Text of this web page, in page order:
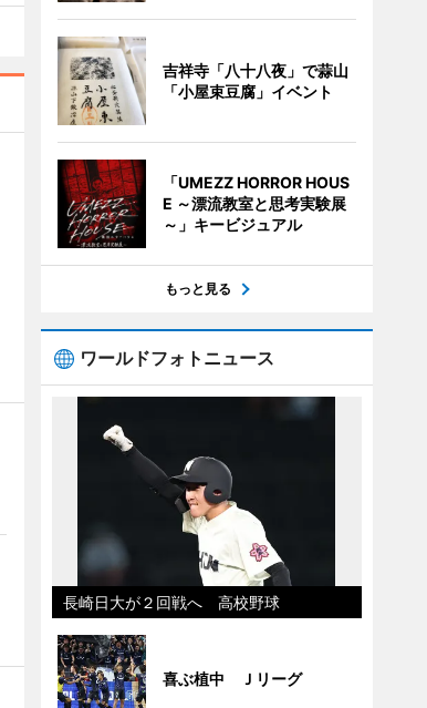
吉祥寺「八十八夜」で蒜山
「小屋束豆腐」イベント
「UMEZZ HORROR HOUS
E ～漂流教室と思考実験展
～」キービジュアル
もっと見る
ワールドフォトニュース
長崎日大が２回戦へ 高校野球
喜ぶ植中 Ｊリーグ